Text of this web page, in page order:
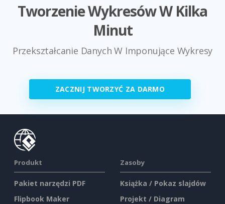
Tworzenie Wykresów W Kilka
Minut
Przekształcanie Danych W Imponujące Wykresy
ZACZNIJ TWORZYĆ ZA DARMO
Produkt
Pakiet narzędzi PDF
Flipbook Maker
Zasoby
Książka / Pokaz slajdów
Projekt / Diagram